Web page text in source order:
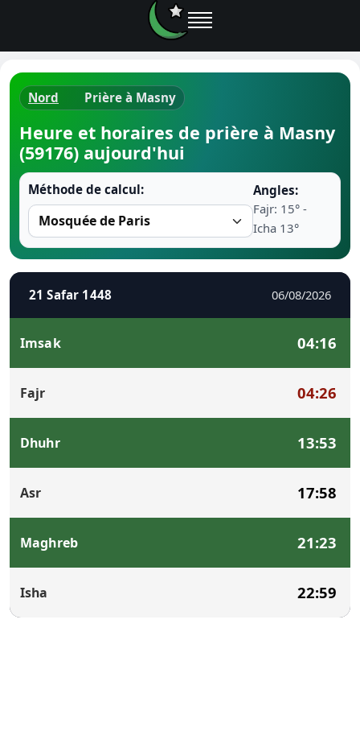
Horaires
Ramadan
Comment
Nord Prière à Masny
Heure et horaires de prière à Masny
(59176) aujourd'hui
Méthode de calcul:
Angles:
Fajr: 15° -
Icha 13°
21 Safar 1448 06/08/2026
Imsak 04:16
Fajr 04:26
Dhuhr 13:53
Asr 17:58
Maghreb 21:23
Isha 22:59